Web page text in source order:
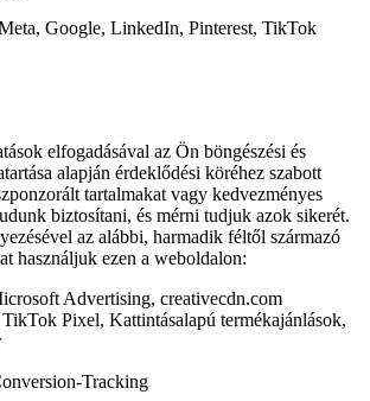
Google, LinkedIn, Pinterest, TikTok
elfogadásával az Ön böngészési és
alapján érdeklődési köréhez szabott
tartalmakat vagy kedvezményes
biztosítani, és mérni tudjuk azok sikerét.
az alábbi, harmadik féltől származó
használjuk ezen a weboldalon:
Advertising, creativecdn.com
Pixel, Kattintásalapú termékajánlások,
Tracking